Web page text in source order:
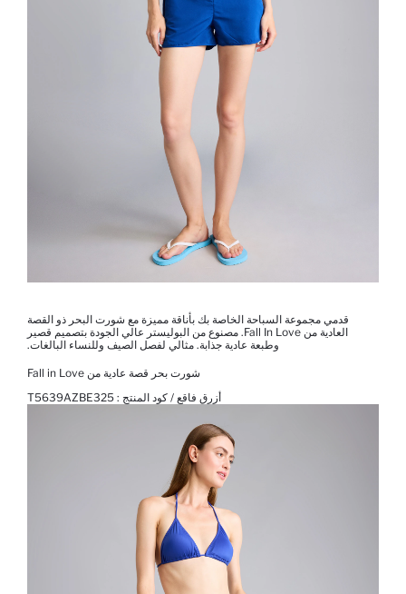
قدمي مجموعة السباحة الخاصة بك بأناقة مميزة مع شورت البحر ذو القصة
العادية من Fall In Love. مصنوع من البوليستر عالي الجودة بتصميم قصير
وطبعة عادية جذابة. مثالي لفصل الصيف وللنساء البالغات.
شورت بحر قصة عادية من Fall in Love
أزرق فاقع / كود المنتج : T5639AZBE325